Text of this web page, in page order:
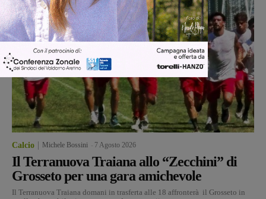
Calcio Michele Bossini 7 Agosto 2026
Il Terranuova Traiana allo “Zecchini” di
Grosseto per una gara amichevole
Il Terranuova Traiana domani in trasferta alle 18 affronterà il Grosseto in